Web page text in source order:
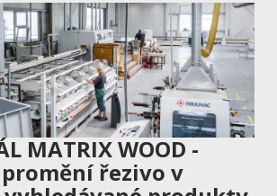
MATRIX WOOD -
řezivo v